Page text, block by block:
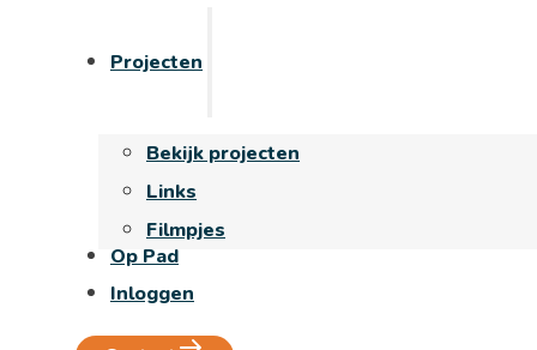
Projecten
Bekijk projecten
Links
Filmpjes
Op Pad
Inloggen